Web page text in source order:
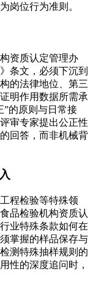
岗位行为准则。
资质认定管理办
条文，必须下沉到
的法律地位、第三
明作用数据所需承
”的原则与日常接
审专家提出公正性
回答，而非机械背
程检验等特殊领
品检验机构资质认
业特殊条款如何在
掌握的样品保存与
测特殊抽样规则的
性的深度追问时，